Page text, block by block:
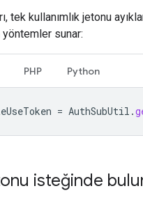
tek kullanımlık jetonu
sunar:
PHP Python
= AuthSubUtil .
isteğinde